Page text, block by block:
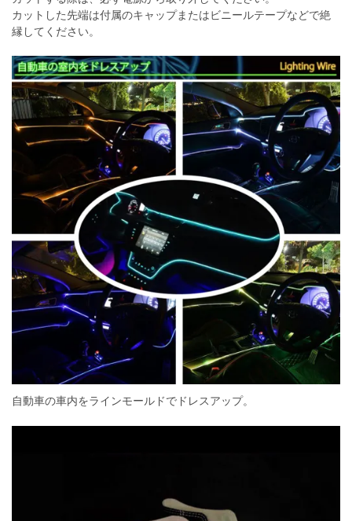
カットした先端は付属のキャップまたはビニールテープなどで絶
縁してください。
自動車の車内をラインモールドでドレスアップ。